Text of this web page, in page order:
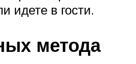
идете в гости.
метода